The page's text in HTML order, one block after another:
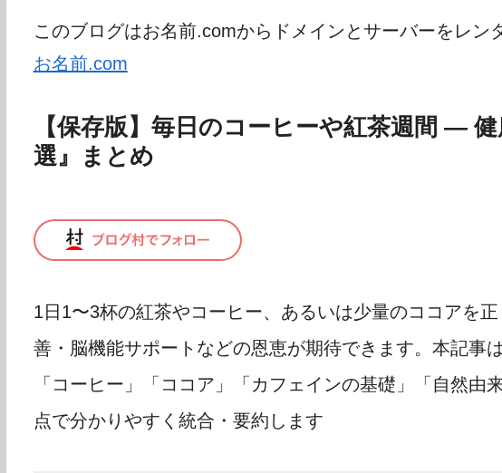
このブログはお名前.comからドメインとサーバーをレン
お名前.com
【保存版】毎日のコーヒーや紅茶週間 —
選』まとめ
1日1〜3杯の紅茶やコーヒー、あるいは少量のココアを
善・脳機能サポートなどの恩恵が期待できます。本記事
「コーヒー」「ココア」「カフェインの基礎」「自然由
点で分かりやすく統合・要約します